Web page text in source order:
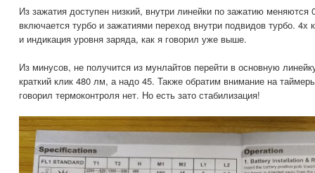
Из зажатия доступен низкий, внутри линейки по зажатию
включается турбо и зажатиями переход внутри подвидов турбо. 4х
и индикация уровня заряда, как я говорил уже выше.
Из минусов, не получится из мунлайтов перейти в основную
краткий клик 480 лм, а надо 45. Также обратим внимание на
говорил термоконтроля нет. Но есть зато стабилизация!